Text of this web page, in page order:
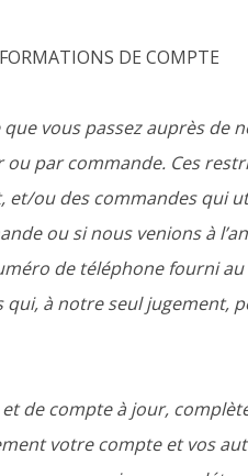
DE COMPTE
vous passez auprès de
par commande. Ces
ou des commandes qui
ou si nous venions à
de téléphone fourni
à notre seul jugement,
de compte à jour,
votre compte et vos